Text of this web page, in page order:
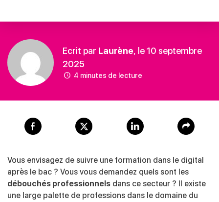
Ecrit par Laurène, le 10 septembre
2025
4 minutes de lecture
Vous envisagez de suivre une formation dans le digital
après le bac ? Vous vous demandez quels sont les
débouchés professionnels dans ce secteur ? Il existe
une large palette de professions dans le domaine du